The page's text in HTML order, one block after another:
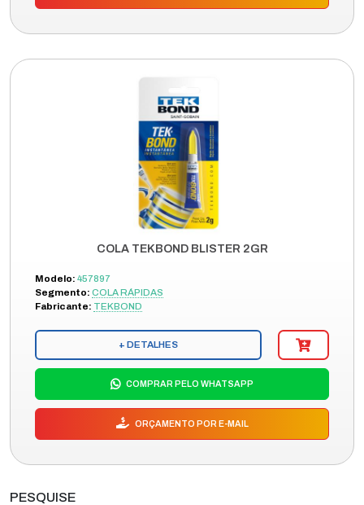
PESQUISE
COLA TEKBOND BLISTER 2GR
Modelo: 457897
Segmento: COLA RÁPIDAS
Fabricante: TEKBOND
+ DETALHES
COMPRAR PELO WHATSAPP
ORÇAMENTO POR E-MAIL